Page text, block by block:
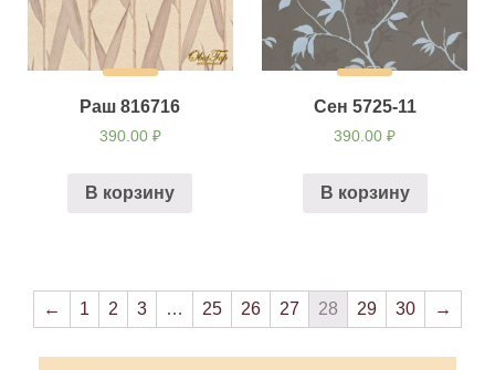
Раш 816716
390.00 ₽
В корзину
Сен 5725-11
390.00₽
В корзину
← 1 2 3 … 25 26 27 28 29 30 →